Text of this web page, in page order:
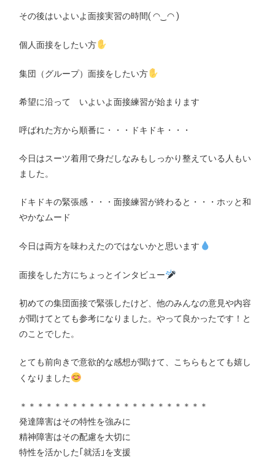
その後はいよいよ面接実習の時間( ◠‿◠ )
個人面接をしたい方
集団（グループ）面接をしたい方
希望に沿って いよいよ面接練習が始まります
呼ばれた方から順番に・・・ドキドキ・・・
今日はスーツ着用で身だしなみもしっかり整えている人もい
ました。
ドキドキの緊張感・・・面接練習が終わると・・・ホッと和
やかなムード
今日は両方を味わえたのではないかと思います
面接をした方にちょっとインタビュー
初めての集団面接で緊張したけど、他のみんなの意見や内容
が聞けてとても参考になりました。やって良かったです！と
のことでした。
とても前向きで意欲的な感想が聞けて、こちらもとても嬉し
くなりました
＊＊＊＊＊＊＊＊＊＊＊＊＊＊＊＊＊＊＊＊＊＊
発達障害はその特性を強みに
精神障害はその配慮を大切に
特性を活かした｢就活｣を支援